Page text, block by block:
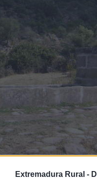
Extremadura Rural -